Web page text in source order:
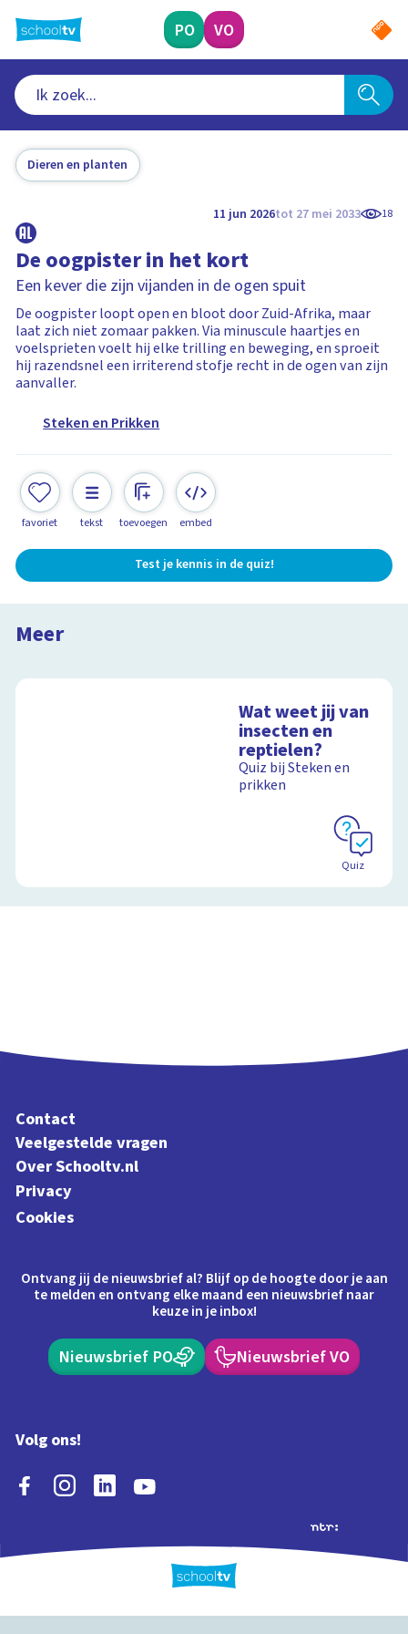
naar
hoofdinhoud
PO VO
Dieren en planten
11 jun 2026tot 27 mei 2033 18
De oogpister in het kort
Een kever die zijn vijanden in de ogen spuit
De oogpister loopt open en bloot door Zuid-Afrika, maar
laat zich niet zomaar pakken. Via minuscule haartjes en
voelsprieten voelt hij elke trilling en beweging, en sproeit
hij razendsnel een irriterend stofje recht in de ogen van zijn
aanvaller.
Steken en Prikken
favoriet tekst toevoegen embed
Test je kennis in de quiz!
Meer
De oogpister
Steken en Prikken in Zuid-Afrika
Wat weet jij van
insecten en
reptielen?
Quiz bij Steken en
prikken
Quiz
Contact
Veelgestelde vragen
Over Schooltv.nl
Privacy
Cookies
Ontvang jij de nieuwsbrief al? Blijf op de hoogte door je aan
te melden en ontvang elke maand een nieuwsbrief naar
keuze in je inbox!
Nieuwsbrief PO Nieuwsbrief VO
Volg ons!